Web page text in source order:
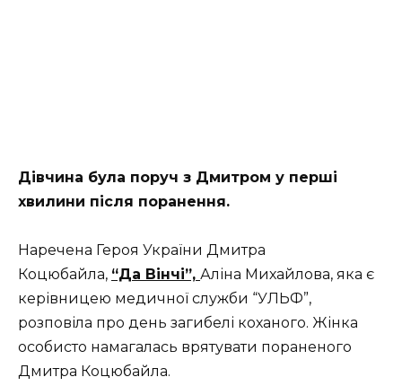
Дівчина була поруч з Дмитром у перші
хвилини після поранення.
Наречена Героя України Дмитра
Коцюбайла, “Да Вінчі”, Аліна Михайлова, яка є
керівницею медичної служби “УЛЬФ”,
розповіла про день загибелі коханого. Жінка
особисто намагалась врятувати пораненого
Дмитра Коцюбайла.